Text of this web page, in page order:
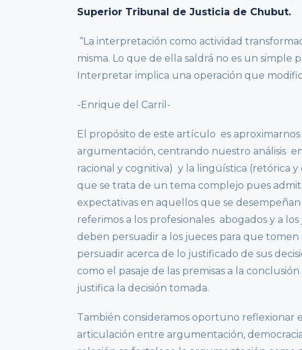
Superior Tribunal de Justicia de Chubut.
“La interpretación como actividad
misma. Lo que de ella saldrá no es un
Interpretar implica una operación que
-Enrique del Carril-
El propósito de este artículo es
argumentación, centrando nuestro análisis
racional y cognitiva) y la lingüística (retórica y
que se trata de un tema complejo pues
expectativas en aquellos que se
referimos a los profesionales abogados y a
deben persuadir a los jueces para que
persuadir acerca de lo justificado de sus
como el pasaje de las premisas a la
justifica la decisión tomada.
También consideramos oportuno reflexionar
articulación entre argumentación,